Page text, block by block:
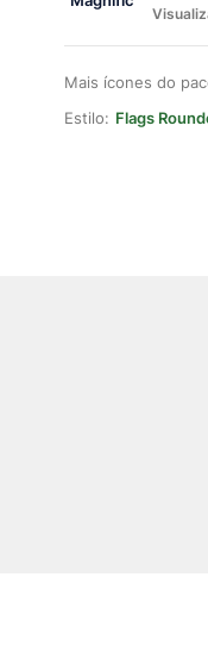
Mais ícones do
Estilo: Flags